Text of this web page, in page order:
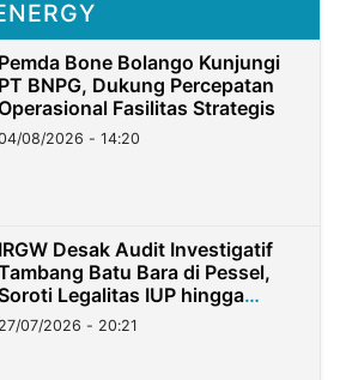
Pemda Bone Bolango Kunjungi
PT BNPG, Dukung Percepatan
Fasilitas Strategis
08/2026 - 14:20
IRGW Desak Audit Investigatif
Batu Bara di Pessel,
Legalitas IUP hingga
Stockpile
27/07/2026 - 20:21